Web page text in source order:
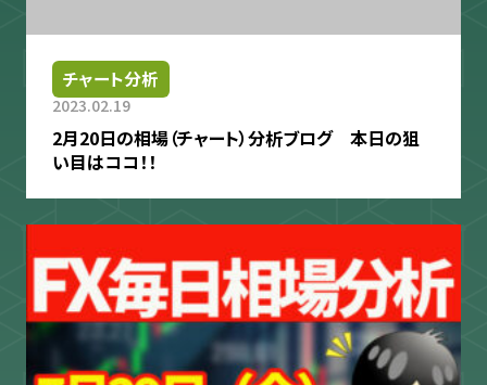
チャート分析
2023.02.19
2月20日の相場（チャート）分析ブログ 本日の狙
い目はココ！！